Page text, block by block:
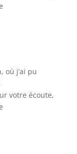
où j’ai pu
votre écoute,